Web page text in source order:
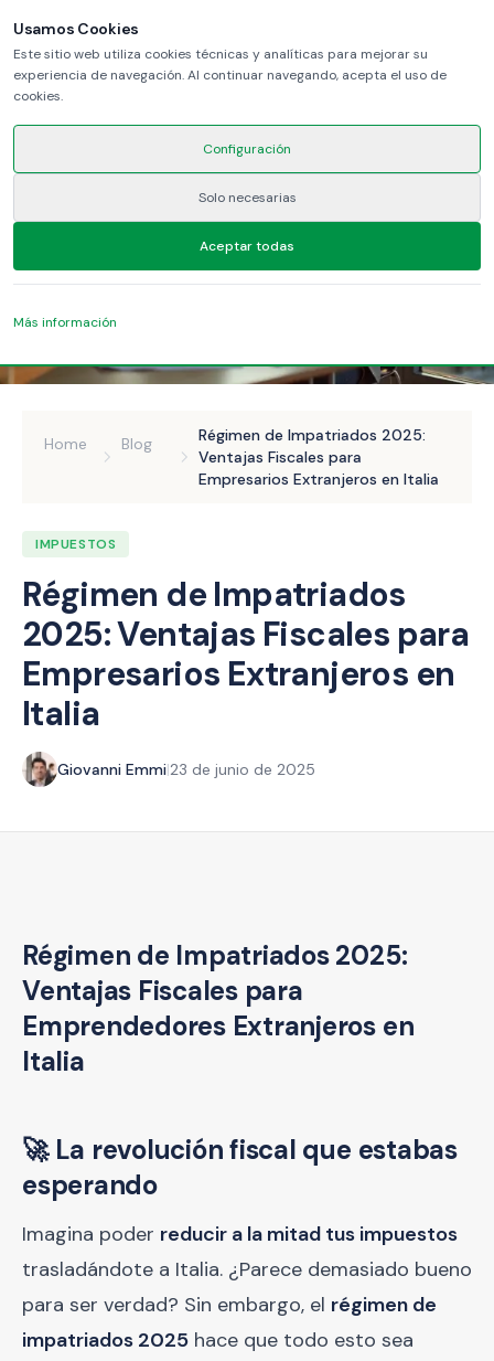
Home Blog
Régimen de Impatriados 2025:
Ventajas Fiscales para
Empresarios Extranjeros en Italia
IMPUESTOS
Régimen de Impatriados
2025: Ventajas Fiscales para
Empresarios Extranjeros en
Italia
Giovanni Emmi|23 de junio de 2025
Régimen de Impatriados 2025:
Ventajas Fiscales para
Emprendedores Extranjeros en
Italia
🚀 La revolución fiscal que estabas
esperando
Imagina poder reducir a la mitad tus impuestos
trasladándote a Italia. ¿Parece demasiado bueno
para ser verdad? Sin embargo, el régimen de
impatriados 2025 hace que todo esto sea
Usamos Cookies
Este sitio web utiliza cookies técnicas y analíticas para mejorar su
experiencia de navegación. Al continuar navegando, acepta el uso de
cookies.
Configuración
Solo necesarias
Aceptar todas
Más información